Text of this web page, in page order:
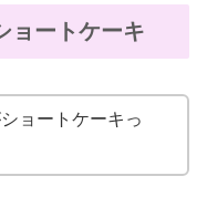
ョートケーキ
ョートケーキっ